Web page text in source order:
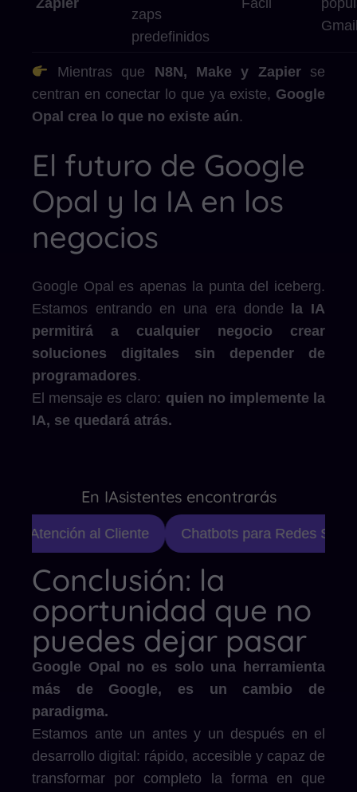
Zapier
zaps
predefinidos
Fácil
Mientras que N8N, Make y Zapierse
centran en conectar lo que ya existe, Google
Opal crea lo que no existe aún.
El futuro de Google
Opal y la IA en los
negocios
Google Opal es apenas la punta del iceberg.
Estamos entrando en una era donde
la IA
permitirá a cualquier negocio crear
soluciones digitales sin depender de
programadores.
El mensaje es claro: quien no implemente la
IA, se quedará atrás.
En IAsistentes encontrarás
Atención al Cliente Chatbots para Redes
Conclusión: la
oportunidad que no
puedes dejar pasar
Google Opal no es solo una herramienta
más de Google, es un cambio de
paradigma.
Estamos ante un antes y un después en el
desarrollo digital: rápido, accesible y capaz de
transformar por completo la forma en que